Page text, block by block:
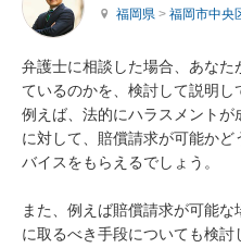
福岡県 > 福岡市中央
弁護士に相談した場合、あな
ているのかを、検討して説明し
例えば、法的にハラスメントが
に対して、賠償請求が可能か
バイスをもらえるでしょう。
また、例えば賠償請求が可能
に取るべき手段についても検討